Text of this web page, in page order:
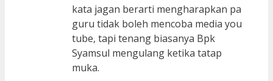
kata jagan berarti mengharapkan pa
guru tidak boleh mencoba media you
tube, tapi tenang biasanya Bpk
Syamsul mengulang ketika tatap
muka.